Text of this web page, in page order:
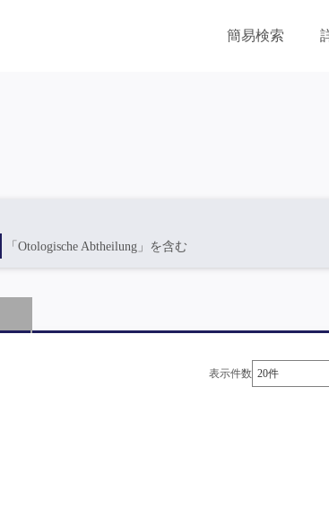
簡易検索
「Otologische Abtheilung」を含む
表示件数